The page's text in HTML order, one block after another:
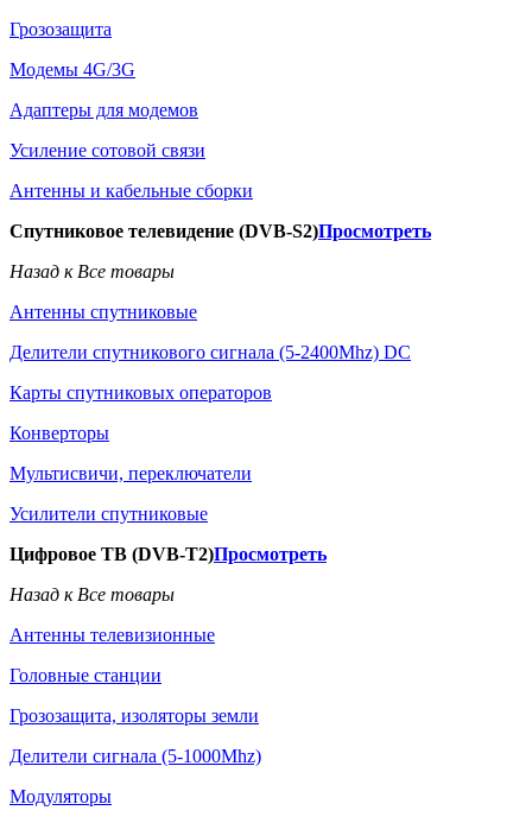
Грозозащита
Модемы 4G/3G
Адаптеры для модемов
Усиление сотовой связи
Антенны и кабельные сборки
Спутниковое телевидение (DVB-S2)Просмотреть
Назад к Все товары
Антенны спутниковые
Делители спутникового сигнала (5-2400Mhz) DC
Карты спутниковых операторов
Конверторы
Мультисвичи, переключатели
Усилители спутниковые
Цифровое ТВ (DVB-T2)Просмотреть
Назад к Все товары
Антенны телевизионные
Головные станции
Грозозащита, изоляторы земли
Делители сигнала (5-1000Mhz)
Модуляторы